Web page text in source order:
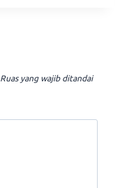
Ruas yang wajib ditandai